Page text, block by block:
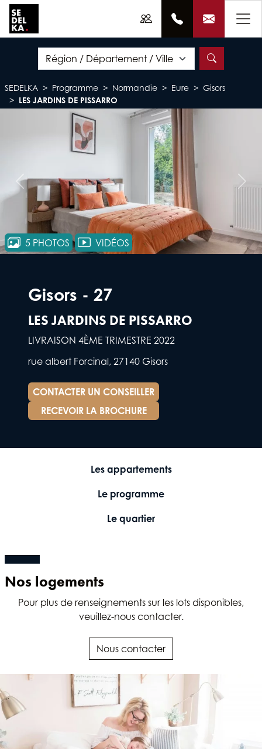
SEDELKA Programme Normandie Eure
Gisors
LES JARDINS DE PISSARRO
Précédent
5 PHOTOS VIDÉOS
Gisors - 27
LES JARDINS DE PISSARRO
LIVRAISON 4ÈME TRIMESTRE 2022
rue albert Forcinal, 27140 Gisors
CONTACTER UN CONSEILLER
RECEVOIR LA BROCHURE
Les appartements
Le programme
Le quartier
Nos logements
Pour plus de renseignements sur les lots disponibles,
veuillez-nous contacter.
Nous contacter